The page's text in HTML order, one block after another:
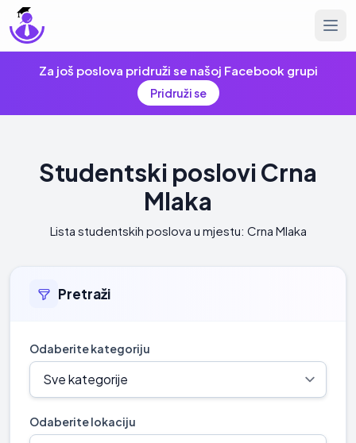
Za još poslova pridruži se našoj Facebook grupi
Pridruži se
Studentski poslovi Crna
Mlaka
Lista studentskih poslova u mjestu: Crna Mlaka
Pretraži
Odaberite kategoriju
Odaberite lokaciju